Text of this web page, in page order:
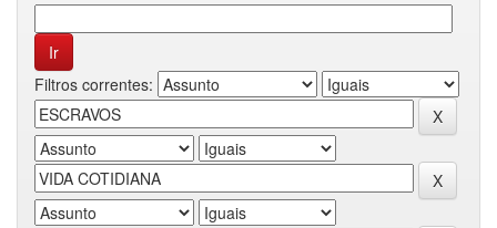
Filtros correntes: